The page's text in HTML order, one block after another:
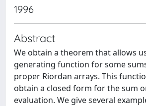
1996
Abstract
We obtain a theorem that allows
generating function for some
proper Riordan arrays. This
obtain a closed form for the sum
evaluation. We give several